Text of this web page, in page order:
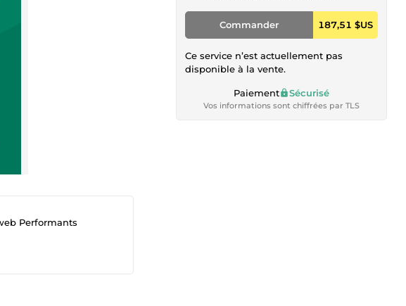
Performants
Commander 187,51 $US
Ce service n’est actuellement pas
disponible à la vente.
Paiement Sécurisé
Vos informations sont chiffrées par TLS